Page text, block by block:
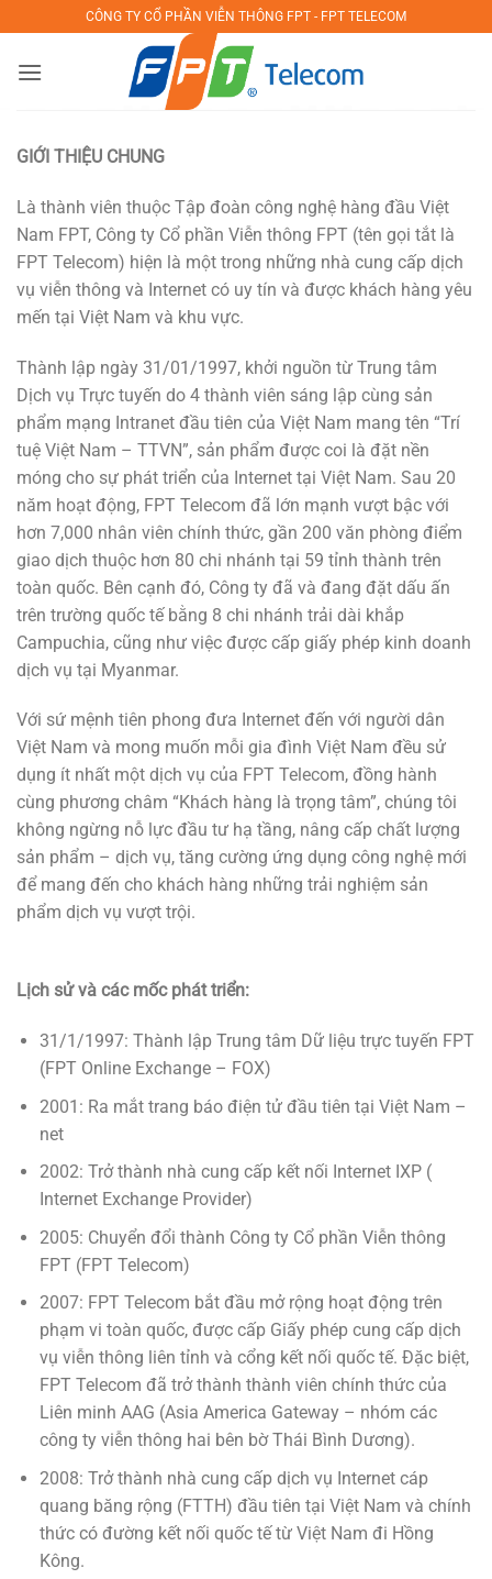
qua
nội
CÔNG TY CỔ PHẦN VIỄN THÔNG FPT - FPT TELECOM
GIỚI THIỆU CHUNG
Là thành viên thuộc Tập đoàn công nghệ hàng đầu Việt
Nam FPT, Công ty Cổ phần Viễn thông FPT (tên gọi tắt là
FPT Telecom) hiện là một trong những nhà cung cấp dịch
vụ viễn thông và Internet có uy tín và được khách hàng yêu
mến tại Việt Nam và khu vực.
Thành lập ngày 31/01/1997, khởi nguồn từ Trung tâm
Dịch vụ Trực tuyến do 4 thành viên sáng lập cùng sản
phẩm mạng Intranet đầu tiên của Việt Nam mang tên “Trí
tuệ Việt Nam – TTVN”, sản phẩm được coi là đặt nền
móng cho sự phát triển của Internet tại Việt Nam. Sau 20
năm hoạt động, FPT Telecom đã lớn mạnh vượt bậc với
hơn 7,000 nhân viên chính thức, gần 200 văn phòng điểm
giao dịch thuộc hơn 80 chi nhánh tại 59 tỉnh thành trên
toàn quốc. Bên cạnh đó, Công ty đã và đang đặt dấu ấn
trên trường quốc tế bằng 8 chi nhánh trải dài khắp
Campuchia, cũng như việc được cấp giấy phép kinh doanh
dịch vụ tại Myanmar.
Với sứ mệnh tiên phong đưa Internet đến với người dân
Việt Nam và mong muốn mỗi gia đình Việt Nam đều sử
dụng ít nhất một dịch vụ của FPT Telecom, đồng hành
cùng phương châm “Khách hàng là trọng tâm”, chúng tôi
không ngừng nỗ lực đầu tư hạ tầng, nâng cấp chất lượng
sản phẩm – dịch vụ, tăng cường ứng dụng công nghệ mới
để mang đến cho khách hàng những trải nghiệm sản
phẩm dịch vụ vượt trội.
Lịch sử và các mốc phát triển:
31/1/1997: Thành lập Trung tâm Dữ liệu trực tuyến FPT
(FPT Online Exchange – FOX)
2001: Ra mắt trang báo điện tử đầu tiên tại Việt Nam –
net
2002: Trở thành nhà cung cấp kết nối Internet IXP (
Internet Exchange Provider)
2005: Chuyển đổi thành Công ty Cổ phần Viễn thông
FPT (FPT Telecom)
2007: FPT Telecom bắt đầu mở rộng hoạt động trên
phạm vi toàn quốc, được cấp Giấy phép cung cấp dịch
vụ viễn thông liên tỉnh và cổng kết nối quốc tế. Đặc biệt,
FPT Telecom đã trở thành thành viên chính thức của
Liên minh AAG (Asia America Gateway – nhóm các
công ty viễn thông hai bên bờ Thái Bình Dương).
2008: Trở thành nhà cung cấp dịch vụ Internet cáp
quang băng rộng (FTTH) đầu tiên tại Việt Nam và chính
thức có đường kết nối quốc tế từ Việt Nam đi Hồng
Kông.